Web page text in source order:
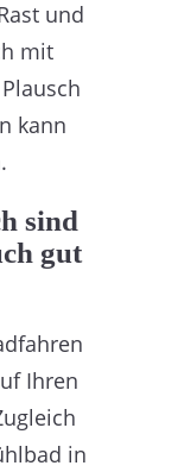
und
mit
kann
sind
gut
Ihren
in